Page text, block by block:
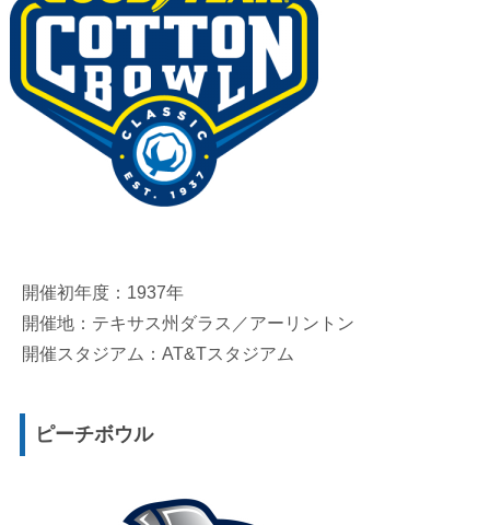
開催初年度：1937年
開催地：テキサス州ダラス／アーリントン
開催スタジアム：AT&Tスタジアム
ピーチボウル